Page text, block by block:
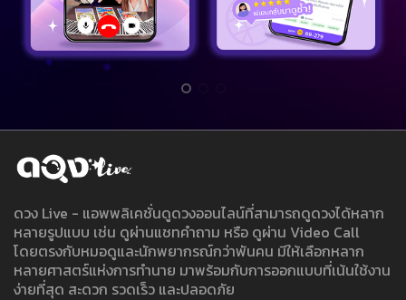
ดวง Live - แอพพลิเคชั่นดูดวงออนไลน์ที่สามารถดูดวงได้หลาก
หลายรูปแบบ เช่น ดูผ่านแชทคำถาม หรือ ดูผ่าน Video Call
โดยตรงกับหมอดูและนักพยากรณ์กว่าพันคน มีให้เลือกหลาก
หลายศาสตร์แห่งการทำนาย มาพร้อมกับการออกแบบที่เน้นใช้งาน
ง่ายที่สุด สะดวก รวดเร็ว และปลอดภัย